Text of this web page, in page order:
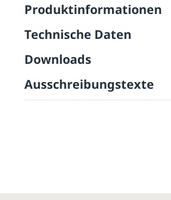
Produktinformationen
Technische Daten
Downloads
Ausschreibungstexte